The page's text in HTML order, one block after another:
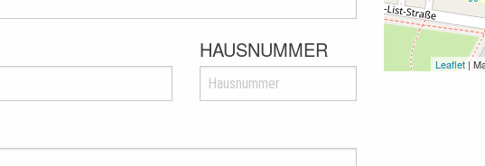
HAUSNUMMER
Leaflet|